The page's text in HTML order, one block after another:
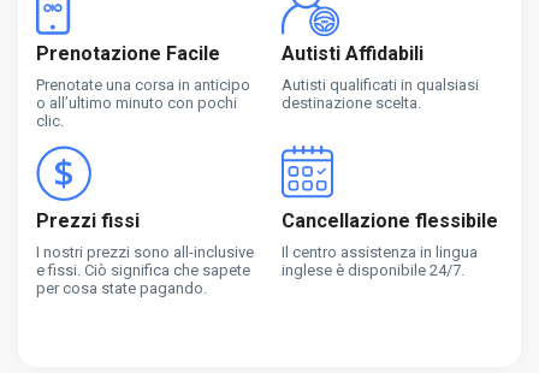
Prenotazione Facile
Prenotate una corsa in anticipo
o all’ultimo minuto con pochi
clic.
Autisti Affidabili
Autisti qualificati in qualsiasi
destinazione scelta.
Prezzi fissi
I nostri prezzi sono all-inclusive
e fissi. Ciò significa che sapete
per cosa state pagando.
Cancellazione flessibile
Il centro assistenza in lingua
inglese è disponibile 24/7.